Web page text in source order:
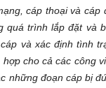
cáp thoại và
trình lắp đặt và
và xác định tình
cho cả các công
những đoạn cáp bị